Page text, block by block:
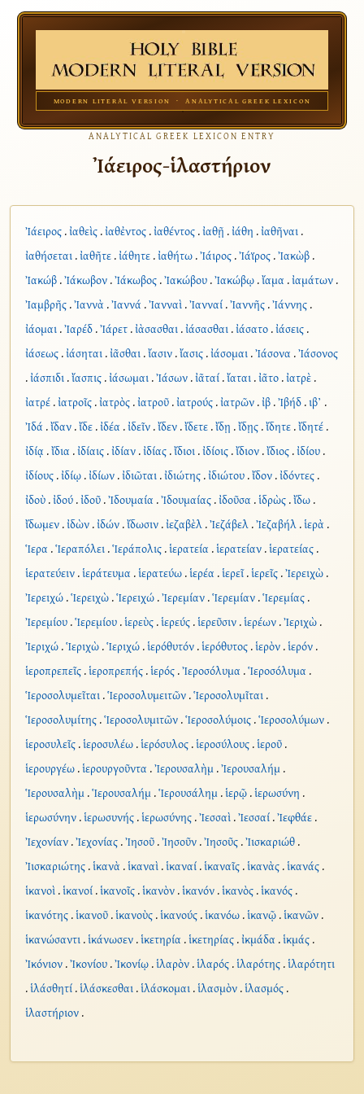
MODERN LITERAL VERSION · ANALYTICAL GREEK LEXICON
ANALYTICAL GREEK LEXICON ENTRY
Ἰάειρος-ἱλαστήριον
Ἰάειρος.ἰαθεὶς.ἰαθἐντος.ἰαθέντος.ἰαθῇ .ἰάθη .ἰαθῆναι.
ἰαθήσεται.ἰαθῆτε.ἰάθητε.ἰαθήτω.Ἰάιρος.Ἰάϊρος.Ἰακὼβ.
Ἰακώβ.Ἰάκωβον.Ἰάκωβος.Ἰακώβου.Ἰακώβῳ.ἴαμα .ἰαμάτων.
Ἰαμβρῆς.Ἰαννὰ .Ἰαννά .Ἰανναὶ.Ἰανναί.Ἰαννῆς.Ἰάννης.
ἰάομαι.Ἰαρέδ.Ἰάρετ.ἰὰσασθαι.ἰάσασθαι.ἰάσατο.ἰάσεις.
ἰάσεως.ἰάσηται.ἰᾶσθαι.ἴασιν.ἴασις.ἰάσομαι.Ἰάσονα .Ἰάσονος
.ἰάσπιδι.ἴασπις.ἰάσωμαι.Ἰάσων.ἰᾶταί.ἴαται.ἰᾶτο.ἰατρὲ.
ἰατρέ.ἰατροῖς.ἰατρὸς.ἰατροῦ.ἰατρούς.ἰατρῶν.ἰβ.Ἰβήδ.ιβ’ .
Ἰδά .ἴδαν.ἴδε.ἰδέα .ἰδεῖν.ἴδεν.ἴδετε.ἴδῃ .ἴδῃς.ἴδητε.ἴδητέ.
ἰδίᾳ .ἴδια .ἰδίαις.ἰδίαν.ἰδίας.ἴδιοι.ἰδίοις.ἴδιον.ἴδιος.ἰδίου.
ἰδίους.ἰδίῳ.ἰδίων.ἰδιῶται.ἰδιώτης.ἰδιώτου.ἴδον.ἰδόντες.
ἰδοὺ.ἰδού.ἰδοῦ.Ἰδουμαία .Ἰδουμαίας.ἰδοῦσα .ἱδρὼς.ἴδω.
ἴδωμεν.ἰδὼν.ἰδών.ἴδωσιν.ἰεζαβὲλ.Ἰεζάβελ.Ἰεζαβήλ.ἱερὰ .
Ἱερα .Ἱεραπόλει.Ἱεράπολις.ἱερατεία .ἱερατείαν.ἱερατείας.
ἱερατεύειν.ἱεράτευμα .ἱερατεύω.ἱερέα .ἱερεῖ.ἱερεῖς.Ἰερειχὼ.
Ἰερειχώ.Ἱερειχὼ.Ἱερειχώ.Ἰερεμίαν.Ἱερεμίαν.Ἱερεμίας.
Ἰερεμίου.Ἱερεμίου.ἱερεὺς.ἱερεύς.ἱερεῦσιν.ἱερέων.Ἰεριχὼ.
Ἰεριχώ.Ἱεριχὼ.Ἱεριχώ.ἱερόθυτόν.ἱερόθυτος.ἱερὸν.ἱερόν.
ἱεροπρεπεῖς.ἱεροπρεπής.ἱερός.Ἰεροσόλυμα .Ἱεροσόλυμα .
Ἱεροσολυμεῖται.Ἱεροσολυμειτῶν.Ἱεροσολυμῖται.
Ἱεροσολυμίτης.Ἱεροσολυμιτῶν.Ἱεροσολύμοις.Ἱεροσολύμων.
ἱεροσυλεῖς.ἱεροσυλέω.ἱερόσυλος.ἱεροσύλους.ἱεροῦ.
ἱερουργέω.ἱερουργοῦντα .Ἰερουσαλὴμ.Ἰερουσαλήμ.
Ἱερουσαλὴμ.Ἱερουσαλήμ.Ἱερουσάλημ.ἱερῷ.ἱερωσύνη .
ἱερωσύνην.ἱερωσυνής.ἱερωσύνης.Ἰεσσαὶ.Ἰεσσαί.Ἰεφθάε.
Ἰεχονίαν.Ἰεχονίας.Ἰησοῦ.Ἰησοῦν.Ἰησοῦς.Ἰισκαριώθ.
Ἰισκαριώτης.ἱκανὰ .ἱκαναὶ.ἱκαναί.ἱκαναῖς.ἱκανὰς.ἱκανάς.
ἱκανοὶ.ἱκανοί.ἱκανοῖς.ἱκανὸν.ἱκανόν.ἱκανὸς.ἱκανός.
ἱκανότης.ἱκανοῦ.ἱκανοὺς.ἱκανούς.ἱκανόω.ἱκανῷ.ἱκανῶν.
ἱκανώσαντι.ἱκάνωσεν.ἱκετηρία .ἱκετηρίας.ἰκμάδα .ἱκμάς.
Ἰκόνιον.Ἰκονίου.Ἰκονίῳ.ἱλαρὸν.ἱλαρός.ἱλαρότης.ἱλαρότητι
.ἱλάσθητί.ἱλάσκεσθαι.ἱλάσκομαι.ἱλασμὸν.ἱλασμός.
ἱλαστήριον.